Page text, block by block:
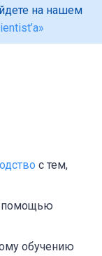
на нашем
с тем,
помощью
обучению